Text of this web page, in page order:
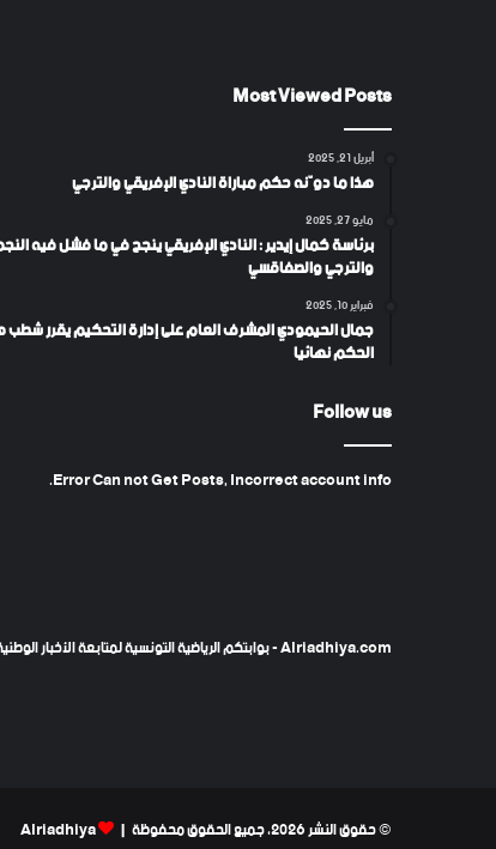
Most Viewed Posts
أبريل 21, 2025
هذا ما دوّنه حكم مباراة النادي الإفريقي والترجي
مايو 27, 2025
برئاسة كمال إيدير : النادي الإفريقي ينجح في ما فشل فيه
والترجي والصفاقسي
فبراير 10, 2025
جمال الحيمودي المشرف العام على إدارة التحكيم يقرر شطب
الحكم نهائيا
Follow us
Error Can not Get Posts, Incorrect account info.
Alriadhiya.com - بوابتكم الرياضية التونسية لمتابعة الأخبار الوطنية والدولية، تحليلات الخبراء، النتائج المباشرة، والمزيد.
© حقوق النشر 2026، جميع الحقوق محفوظة | Alriadhiya